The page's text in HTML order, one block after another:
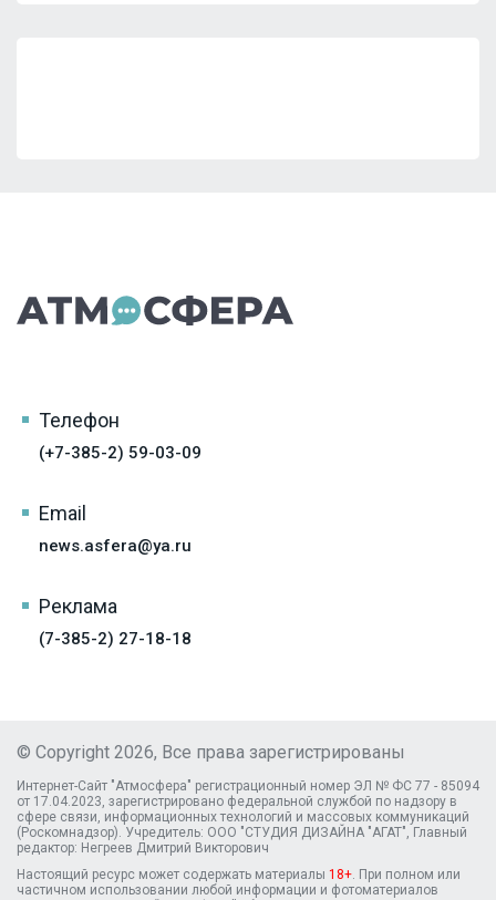
Телефон
(+7-385-2) 59-03-09
Email
news.asfera@ya.ru
Реклама
(7-385-2) 27-18-18
© Copyright 2026, Все права зарегистрированы
Интернет-Сайт "Атмосфера" регистрационный номер ЭЛ № ФС 77 - 85094
от 17.04.2023, зарегистрировано федеральной службой по надзору в
сфере связи, информационных технологий и массовых коммуникаций
(Роскомнадзор). Учредитель: ООО "СТУДИЯ ДИЗАЙНА "АГАТ", Главный
редактор: Негреев Дмитрий Викторович
Настоящий ресурс может содержать материалы 18+ . При полном или
частичном использовании любой информации и фотоматериалов